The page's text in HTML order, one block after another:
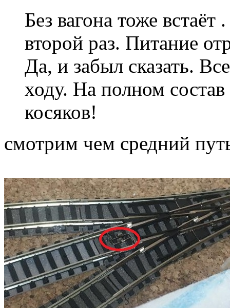
Без вагона тоже
второй раз. Питание
Да, и забыл сказать.
ходу. На полном
косяков!
смотрим чем средний